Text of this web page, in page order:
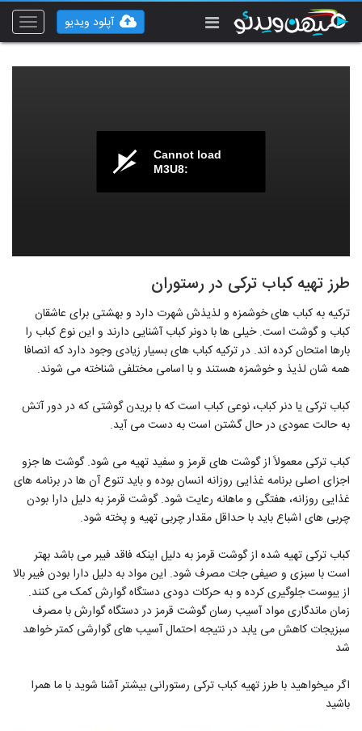
Toggle
آپلود ویدیو
Cannot load
M3U8:
طرز تهیه کباب ترکی در رستوران
ترکیه به کباب های خوشمزه و لذیذش شهرت دارد و بهشتی برای عاشقان
کباب و گوشت است. خیلی ها با دونر کباب آشنایی دارند و این نوع کباب را
بارها امتحان کرده اند. در ترکیه کباب های بسیار زیادی وجود دارد که انصافا
همه شان لذیذ و خوشمزه هستند و با اسامی مختلفی شناخته می شوند.
کباب ترکی یا دنر کباب، نوعی کباب است که با بریدن گوشتی که در دور آتش
به حالت عمودی در حال گشتن است به دست می آید.
کباب ترکی معمولاً از گوشت های قرمز و سفید تهیه می شود. گوشت ها جزو
اجزای اصلی برنامه غذایی روزانه انسان بوده و باید تنوع آن ها در برنامه های
غذایی روزانه، هفتگی و ماهانه رعایت شود. گوشت قرمز به دلیل دارا بودن
چربی های اشباع باید با حداقل مقدار چربی تهیه و پخته شود.
کباب ترکی تهیه شده از گوشت قرمز به دلیل اینکه فاقد فیبر می باشد بهتر
است با سبزی و صیفی جات مصرف شود. این مواد به دلیل دارا بودن فیبر بالا
از یبوست جلوگیری کرده و به حرکات دودی دستگاه گوارش کمک می کنند.
زمان ماندگاری مواد آسیب رسان گوشت قرمز در دستگاه گوارش با مصرف
سبزیجات کاهش می یابد در نتیجه احتمال آسیب های گوارشی کمتر خواهد
شد
اگر میخواهید با طرز تهیه کباب ترکی رستورانی بیشتر آشنا شوید با ما همرا
باشید